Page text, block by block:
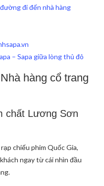
đi đến nhà hàng
– Sapa giữa lòng thủ đô
hàng cổ trang
chất Lương Sơn
chiếu phim Quốc Gia,
ngay từ cái nhìn đầu